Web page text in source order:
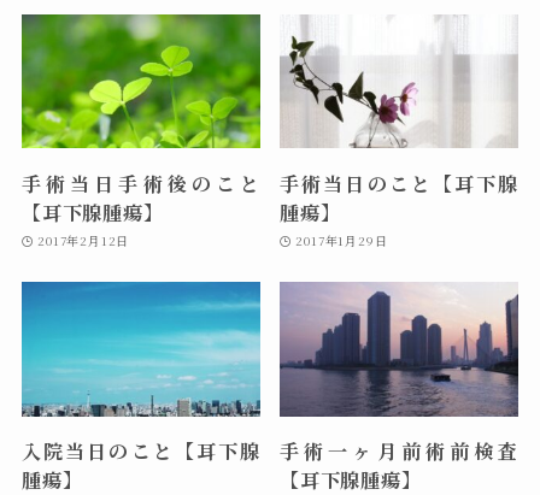
手術当日手術後のこと
【耳下腺腫瘍】
2017年2月12日
手術当日のこと【耳下腺
腫瘍】
2017年1月29日
入院当日のこと【耳下腺
腫瘍】
手術一ヶ月前術前検査
【耳下腺腫瘍】